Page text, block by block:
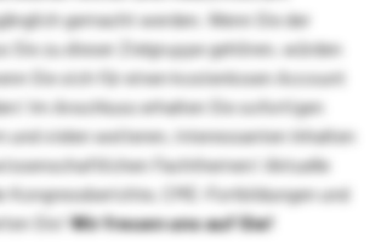
gemacht werden. Wenn Sie der
Sie zu dieser Zielgruppe gehören, würden
Sie sich für einen kostenlosen Account
Im Anschluss erhalten Sie sofortigen
und vielen weiteren, interessanten Inhalten
Fachthemen! Aktuelle
Kongressberichte, CME-Fortbildungen und
Sie!Wir freuen uns auf Sie!